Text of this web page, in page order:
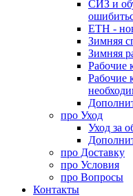
СИЗ и
ЕТН -
Зимняя
Зимняя
Рабочие
про Уход
Уход за
про Доставку
про Условия
про Вопросы
Контакты